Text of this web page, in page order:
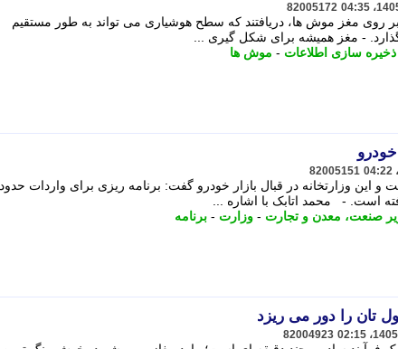
82005172
بر روی مغز موش ها، دریافتند که سطح هوشیاری می تواند به طور مستقیم
- مغز همیشه برای شکل گیری ...
ذخیره سازی اطلاعات - موش ها
82005151
این وزارتخانه در قبال بازار خودرو گفت: برنامه ریزی برای واردات حدود
صنعت، معدن و تجارت - وزارت - برنامه
82004923